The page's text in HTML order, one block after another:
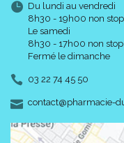
Du lundi au vendredi
8h30 - 19h00 non stop
Le samedi
8h30 - 17h00 non stop
Fermé le dimanche
03 22 74 45 50
contact-
@-
pharmacie-